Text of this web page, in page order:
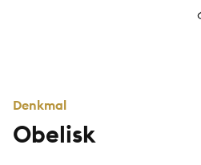
Denkmal
Obelisk